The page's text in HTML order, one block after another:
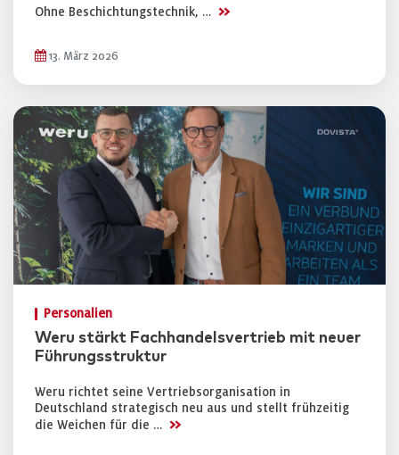
Ohne Beschichtungstechnik, … >>
13. März 2026
Personalien
Weru stärkt Fachhandelsvertrieb mit neuer
Führungsstruktur
Weru richtet seine Vertriebsorganisation in
Deutschland strategisch neu aus und stellt frühzeitig
die Weichen für die … >>